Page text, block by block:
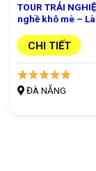
TOUR TRẢI
nghề khô mè –
Làng nghề Non
Charming show)
CHI TIẾT
ĐÀ NẴNG